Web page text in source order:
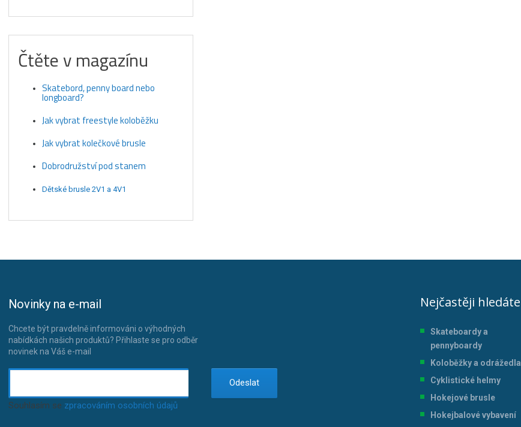
Čtěte v magazínu
Skatebord, penny board nebo
longboard?
Jak vybrat freestyle koloběžku
Jak vybrat kolečkové brusle
Dobrodružství pod stanem
Dětské brusle 2V1 a 4V1
Novinky na e-mail
Chcete být pravdelně informováni o výhodných
nabídkách našich produktů? Přihlaste se pro odběr
novinek na Váš e-mail
Odeslat
Souhlasím se zpracováním osobních údajů.
Nejčastěji hledáte
Skateboardy a
pennyboardy
Koloběžky a odrážedla
Cyklistické helmy
Hokejové brusle
Hokejbalové vybavení